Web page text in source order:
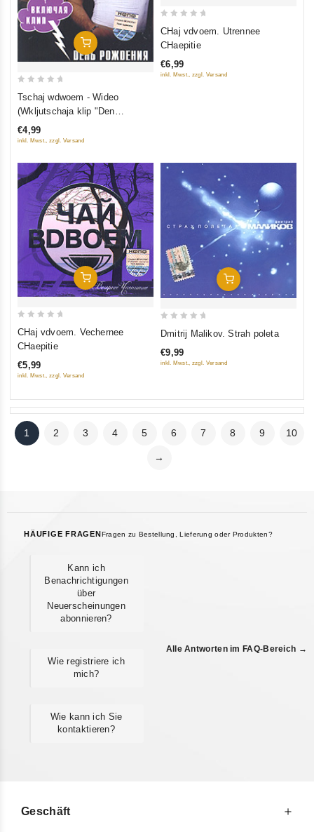
In Den Warenkorb
5
Tschaj wdwoem - Wideo
(Wkljutschaja klip "Den
Roschdenija")
€4,99
inkl. Mwst., zzgl. Versand
5
CHaj vdvoem. Utrennee
CHaepitie
€6,99
inkl. Mwst., zzgl. Versand
In Den Warenkorb
5
CHaj vdvoem. Vechernee
CHaepitie
€5,99
inkl. Mwst., zzgl. Versand
In Den Warenkorb
of
Dmitrij Malikov. Strah poleta
€9,99
inkl. Mwst., zzgl. Versand
1 2 3 4 5 6 7 8 9 10
→
HÄUFIGE FRAGEN Fragen zu Bestellung, Lieferung oder Produkten?
Kann ich
Benachrichtigungen
über
Neuerscheinungen
abonnieren?
Wie registriere ich
mich?
Wie kann ich Sie
kontaktieren?
Alle Antworten im FAQ-Bereich →
Geschäft